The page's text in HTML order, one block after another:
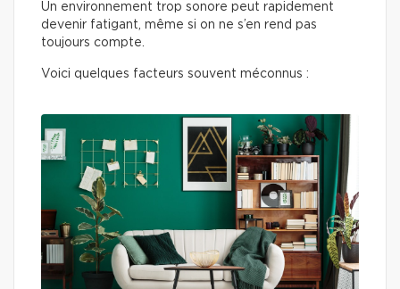
Un environnement trop sonore peut rapidement
devenir fatigant, même si on ne s’en rend pas
toujours compte.
Voici quelques facteurs souvent méconnus :